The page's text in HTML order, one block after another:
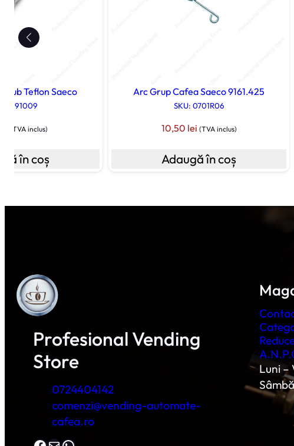
Tub Teflon Saeco
9991009
(TVA inclus)
în coș
Arc Grup Cafea Saeco 9161.425
SKU: 0701R06
10,50 lei (TVA inclus)
Adaugă în coș
Profesional Vending
Store
0724404142
comenzi@vending-automate-
cafea.ro
Luni –